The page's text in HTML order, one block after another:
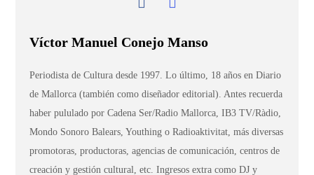
Víctor Manuel Conejo Manso
Periodista de Cultura desde 1997. Lo último, 18 años en Diario
de Mallorca (también como diseñador editorial). Antes recuerda
haber pululado por Cadena Ser/Radio Mallorca, IB3 TV/Ràdio,
Mondo Sonoro Balears, Youthing o Radioaktivitat, más diversas
promotoras, productoras, agencias de comunicación, centros de
creación y gestión cultural, etc. Ingresos extra como DJ y